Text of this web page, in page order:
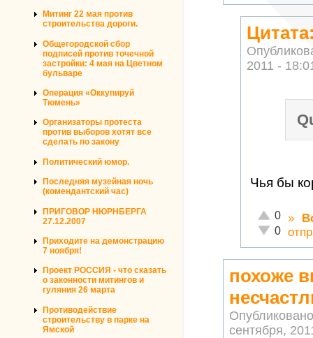
Митинг 22 мая против
строительства дороги.
Общегородской сбор
подписей против точечной
застройки: 4 мая на Цветном
бульваре
Операция «Оккупируй
Тюмень»
Организаторы протеста
против выборов хотят все
сделать по закону
Политический юмор.
Последняя музейная ночь
(комендантский час)
ПРИГОВОР НЮРНБЕРГА
27.12.2007
Приходите на демонстрацию
7 ноября!
Проект РОССИЯ - что сказать
о законности митингов и
гуляния 26 марта
Противодействие
строительству в парке на
Ямской
2011 -
Чья бы
Отлично!
0
0
»
похоже
сентября,